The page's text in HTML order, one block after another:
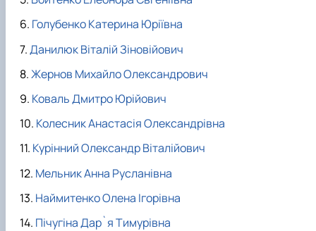
НОВИНИ
факультетом ветеринарної медицини …
Скринька довіри
Вступ 2022 рік
Вступ 2021 рік
Вступ 2019 рік
Голубенко Катерина Юріївна
Данилюк Віталій Зіновійович
Жернов Михайло Олександрович
Коваль Дмитро Юрійович
Колесник Анастасія Олександрівна
Курінний Олександр Віталійович
Мельник Анна Русланівна
Наймитенко Олена Ігорівна
Пічугіна Дар`я Тимурівна